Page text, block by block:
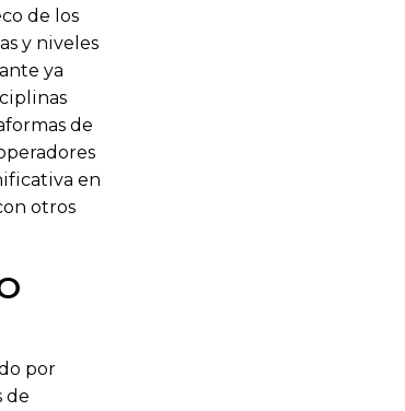
de los
y niveles
ya
de
en
otros
por
de